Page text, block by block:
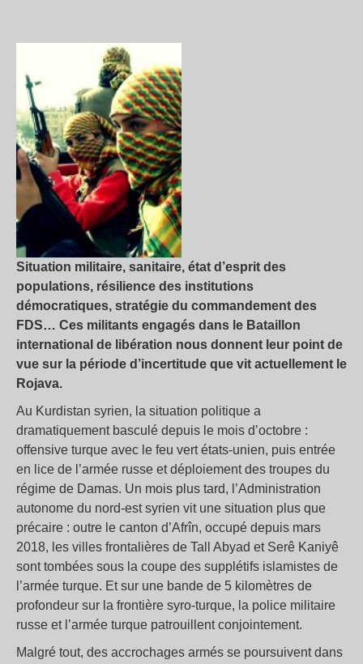
Situation militaire, sanitaire, état d’esprit des
populations, résilience des institutions
démocratiques, stratégie du commandement des
FDS… Ces militants engagés dans le Bataillon
international de libération nous donnent leur point de
vue sur la période d’incertitude que vit actuellement le
Rojava.
Au Kurdistan syrien, la situation politique a
dramatiquement basculé depuis le mois d’octobre :
offensive turque avec le feu vert états-unien, puis entrée
en lice de l’armée russe et déploiement des troupes du
régime de Damas. Un mois plus tard, l’Administration
autonome du nord-est syrien vit une situation plus que
précaire : outre le canton d’Afrîn, occupé depuis mars
2018, les villes frontalières de Tall Abyad et Serê Kaniyê
sont tombées sous la coupe des supplétifs islamistes de
l’armée turque. Et sur une bande de 5 kilomètres de
profondeur sur la frontière syro-turque, la police militaire
russe et l’armée turque patrouillent conjointement.
Malgré tout, des accrochages armés se poursuivent dans